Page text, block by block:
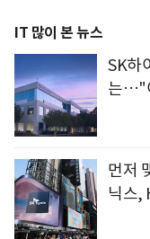
IT 많이 본 뉴스
SK하
는…"
먼저
닉스,